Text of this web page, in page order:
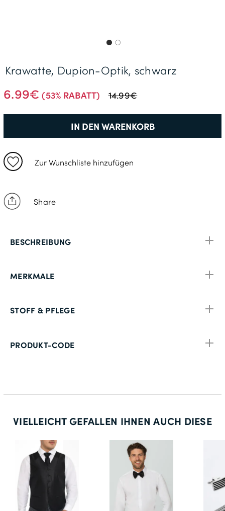
6.99€ (53% RABATT) 14.99€
IN DEN WARENKORB
Zur Wunschliste hinzufügen
Share
Krawatte, Dupion-Optik, schwarz
MERKMALE
BESCHREIBUNG
STOFF & PFLEGE
PRODUKT-CODE
VIELLEICHT GEFALLEN IHNEN AUCH DIESE